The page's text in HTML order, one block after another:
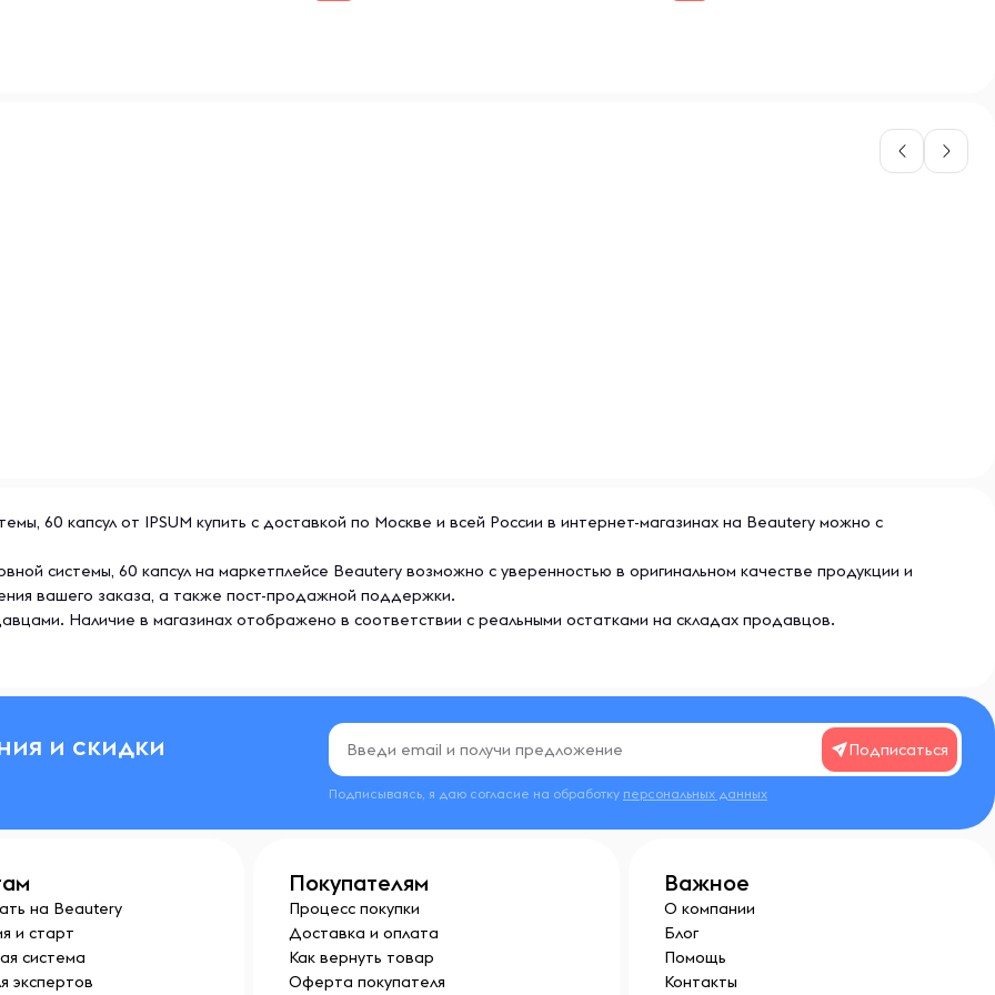
и безопасен для
подходит для
60 капсул от IPSUM купить с доставкой по Москве и всей России в интернет-магазинах на Beautery можно с
системы, 60 капсул на маркетплейсе Beautery возможно с уверенностью в оригинальном качестве продукции и
вашего заказа, а также пост-продажной поддержки.
Наличие в магазинах отображено в соответствии с реальными остатками на складах продавцов.
и скидки Подписаться
Подписываясь, я даю согласие на обработку персональных данных
на Beautery
и старт
система
экспертов
Покупателям
Процесс покупки
Доставка и оплата
Как вернуть товар
Оферта покупателя
Важное
О компании
Блог
Помощь
Контакты